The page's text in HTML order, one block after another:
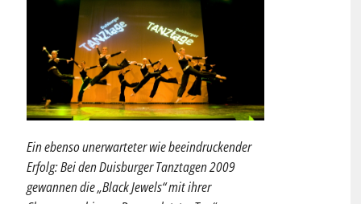
Ein ebenso unerwarteter wie beeindruckender
Erfolg: Bei den Duisburger Tanztagen 2009
gewannen die „Black Jewels“ mit ihrer